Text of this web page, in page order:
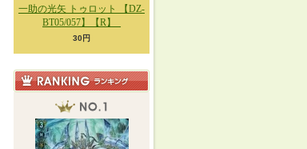
一助の光矢 トゥロット 【DZ-
BT05/057】【R】_
30円